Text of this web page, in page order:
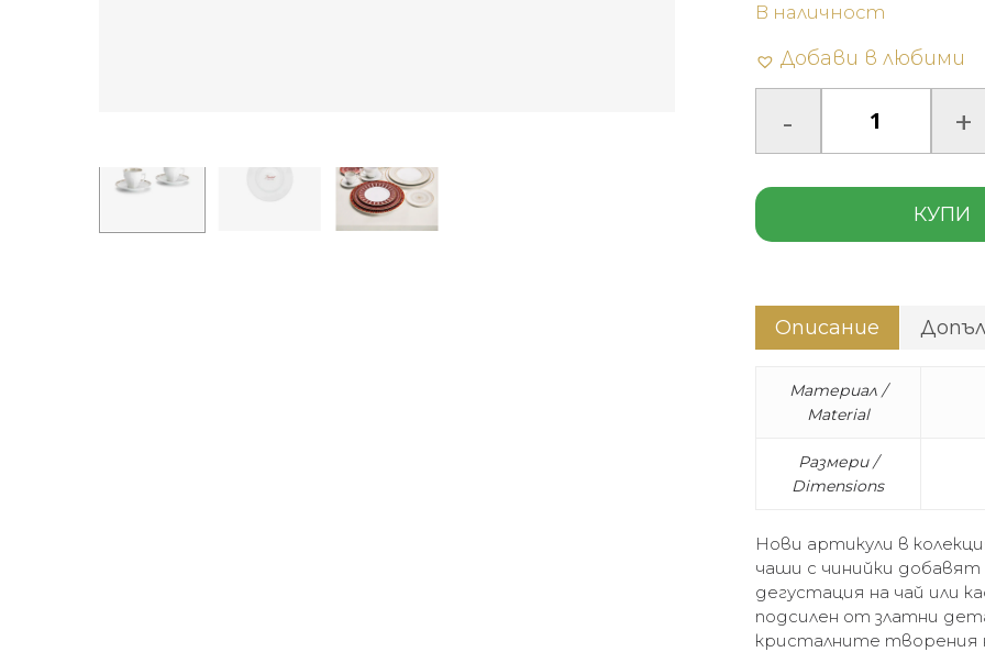
В наличност
Добави в любими
КУПИ
Описание
Материал /
Material
Размери /
Dimensions
Нови артикули в
чаши с чинийки
дегустация на чай или
подсилен от златни
кристалните творения